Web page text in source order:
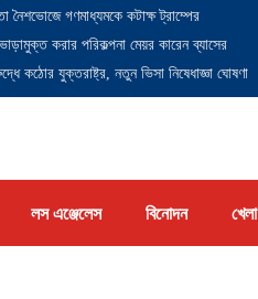
নৈশভোজে গণমাধ্যমকে কটাক্ষ ট্রাম্পের
করার পরিকল্পনা মেয়র কারেন ব্যাসের
কঠোর যুক্তরাষ্ট্র, নতুন ভিসা নিষেধাজ্ঞা ঘোষণা
লস এঞ্জেলেস বিনোদন খেলা